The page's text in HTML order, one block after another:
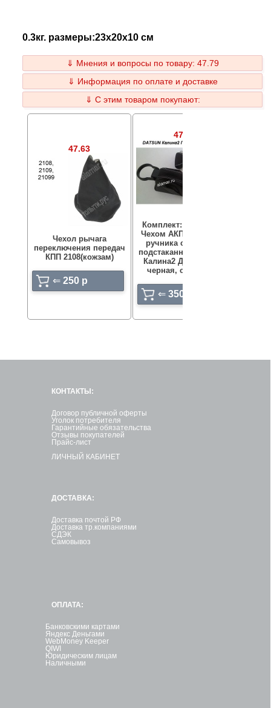
0.3кг. размеры:23x20x10 см
⇓ Мнения и вопросы по товару: 47.79
⇓ Информация по оплате и доставке
⇓ С этим товаром покупают:
47.63
Чехол рычага
переключения передач
КПП 2108(кожзам)
⇐ 250 p
47.44
Комплект: Рукоятка с
Чехом АКП и рукоятка
ручника с чехлом и
подстаканником Гранта
Калина2 Датсун кожа
черная, серая нить
⇐ 3500 p
КОНТАКТЫ:
Договор публичной оферты
Уголок потребителя
Гарантийные обязательства
Отзывы покупателей
Прайс-лист
ЛИЧНЫЙ КАБИНЕТ
ДОСТАВКА:
Доставка почтой РФ
Доставка тр.компаниями
СДЭК
Самовывоз
ОПЛАТА:
Банковскими картами
Яндекс Деньгами
WebMoney Keeper
QIWI
Юридическим лицам
Наличными